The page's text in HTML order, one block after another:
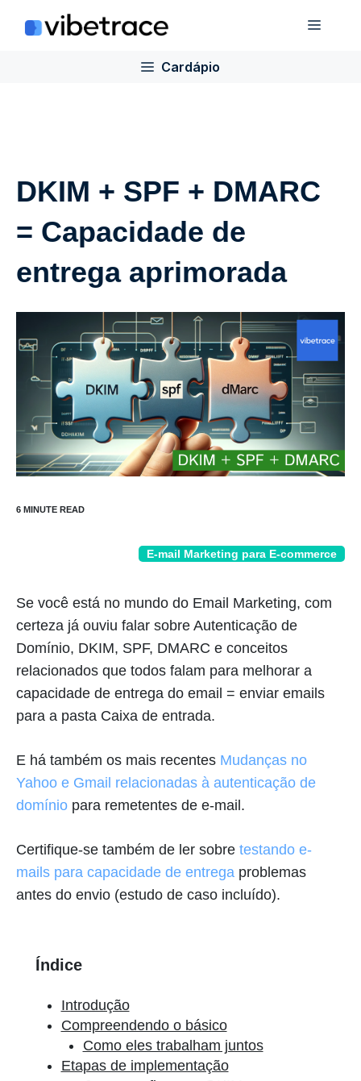
para
Cardápio
DKIM + SPF + DMARC
= Capacidade de
entrega aprimorada
E-mail Marketing para E-commerce
Se você está no mundo do Email Marketing, com
certeza já ouviu falar sobre Autenticação de
Domínio, DKIM, SPF, DMARC e conceitos
relacionados que todos falam para melhorar a
capacidade de entrega do email = enviar emails
para a pasta Caixa de entrada.
E há também os mais recentes Mudanças no
Yahoo e Gmail relacionadas à autenticação de
domínio para remetentes de e-mail.
Certifique-se também de ler sobre testando e-
mails para capacidade de entrega problemas
antes do envio (estudo de caso incluído).
Índice
Introdução
Compreendendo o básico
Como eles trabalham juntos
Etapas de implementação